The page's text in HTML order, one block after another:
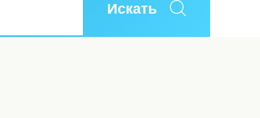
Искать